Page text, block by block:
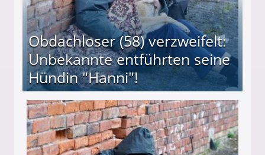
Obdachloser (58) verzweifelt:
Unbekannte entführten seine
Hündin "Hanni"!
entführten seine Hündin "Hanni"!